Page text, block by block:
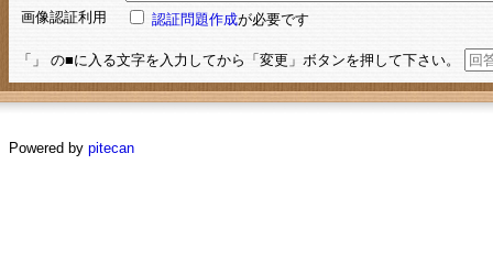
画像認証利用
認証問題作成が必要です
「」 の■に入る文字を入力してから「変更」ボタンを押して下さい。
Powered by pitecan